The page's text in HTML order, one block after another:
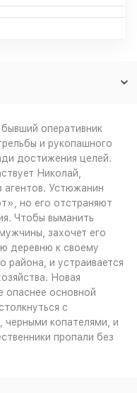
оперативник
и рукопашного
достижения целей.
Николай,
агентов. Устюжанин
но его отстраняют
Чтобы выманить
захочет его
деревню к своему
района, и устраивается
Новая
опаснее основной
с
черными копателями, и
пропали без